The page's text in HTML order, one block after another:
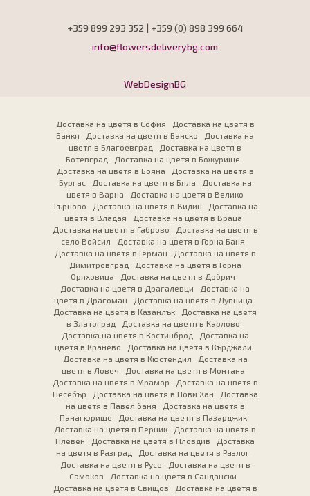
+359 899 293 352 | +359 (0) 898 399 664
info@flowersdeliverybg.com
WebDesignBG
Доставка на цветя в София
Доставка на цветя в
Банкя
Доставка на цветя в Банско
Доставка на
цветя в Благоевград
Доставка на цветя в
Ботевград
Доставка на цветя в Божурище
Доставка на цветя в Бояна
Доставка на цветя в
Бургас
Доставка на цветя в Бяла
Доставка на
цветя в Варна
Доставка на цветя в Велико
Търново
Доставка на цветя в Видин
Доставка на
цветя в Владая
Доставка на цветя в Враца
Доставка на цветя в Габрово
Доставка на цветя в
село Войсил
Доставка на цветя в Горна Баня
Доставка на цветя в Герман
Доставка на цветя в
Димитровград
Доставка на цветя в Горна
Оряховица
Доставка на цветя в Добрич
Доставка на цветя в Драгалевци
Доставка на
цветя в Драгоман
Доставка на цветя в Дупница
Доставка на цветя в Казанлък
Доставка на цветя
в Златоград
Доставка на цветя в Карлово
Доставка на цветя в Костинброд
Доставка на
цветя в Кранево
Доставка на цветя в Кърджали
Доставка на цветя в Кюстендил
Доставка на
цветя в Ловеч
Доставка на цветя в Монтана
Доставка на цветя в Мрамор
Доставка на цветя в
Несебър
Доставка на цветя в Нови Хан
Доставка
на цветя в Павел баня
Доставка на цветя в
Панагюрище
Доставка на цветя в Пазарджик
Доставка на цветя в Перник
Доставка на цветя в
Плевен
Доставка на цветя в Пловдив
Доставка
на цветя в Разград
Доставка на цветя в Разлог
Доставка на цветя в Русе
Доставка на цветя в
Самоков
Доставка на цветя в Сандански
Доставка на цветя в Свищов
Доставка на цветя в